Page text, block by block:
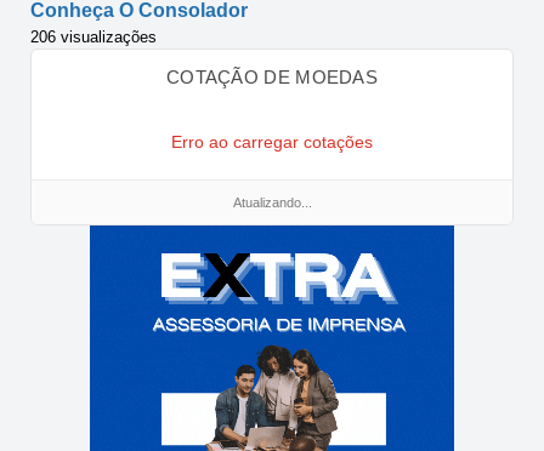
Conheça O Consolador
206 visualizações
COTAÇÃO DE MOEDAS
Erro ao carregar cotações
Atualizando...